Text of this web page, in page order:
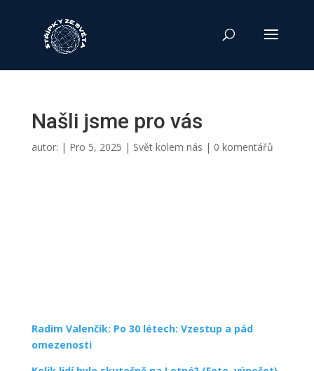
Našli jsme pro vás
autor: | Pro 5, 2025 | Svět kolem nás | 0 komentářů
Radim Valenčík: Po 30 létech: Vzestup a pád
omezenosti